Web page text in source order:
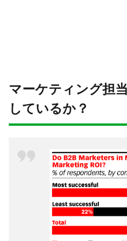
マーケティング担
しているか？